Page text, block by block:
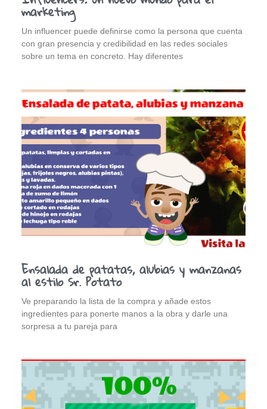
marketing
Un influencer puede definirse como la persona que cuenta
con gran presencia y credibilidad en las redes sociales
sobre un tema en concreto. Hay diferentes
Ensalada de patatas, alubias y manzanas
al estilo Sr. Potato
Ve preparando la lista de la compra y añade estos
ingredientes para ponerte manos a la obra y darle una
sorpresa a tu pareja para